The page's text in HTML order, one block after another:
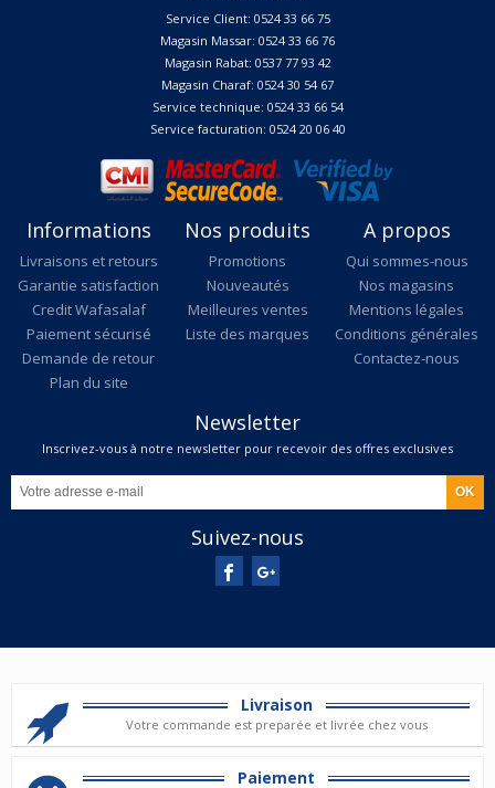
Service Client: 0524 33 66 75
Magasin Massar: 0524 33 66 76
Magasin Rabat: 0537 77 93 42
Magasin Charaf: 0524 30 54 67
Service technique: 0524 33 66 54
Service facturation: 0524 20 06 40
Informations
Livraisons et retours
Garantie satisfaction
Credit Wafasalaf
Paiement sécurisé
Demande de retour
Plan du site
Nos produits
Promotions
Nouveautés
Meilleures ventes
Liste des marques
A propos
Qui sommes-nous
Nos magasins
Mentions légales
Conditions générales
Contactez-nous
Newsletter
Inscrivez-vous à notre newsletter pour recevoir des offres exclusives
Suivez-nous
Livraison
Votre commande est preparée et livrée chez vous
Paiement